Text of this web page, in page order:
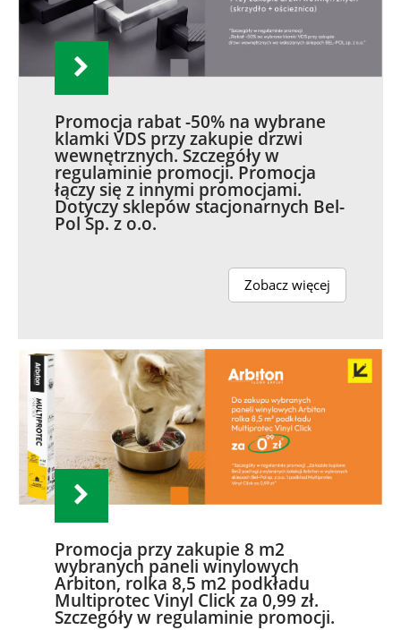
Promocja rabat -50% na wybrane
klamki VDS przy zakupie drzwi
wewnętrznych. Szczegóły w
regulaminie promocji. Promocja
łączy się z innymi promocjami.
Dotyczy sklepów stacjonarnych Bel-
Pol Sp. z o.o.
Zobacz więcej
Promocja przy zakupie 8 m2
wybranych paneli winylowych
Arbiton, rolka 8,5 m2 podkładu
Multiprotec Vinyl Click za 0,99 zł.
Szczegóły w regulaminie promocji.